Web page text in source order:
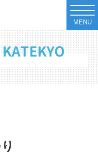
t
o
g
g
l
e
n
v
i
g
MENU
KATEKYO